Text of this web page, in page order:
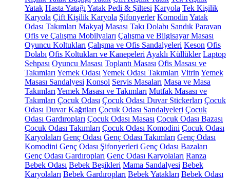
Yatak Hasta Yatağı Yatak Pedi & Şiltesi Karyola Tek Kişilik
Karyola Çift Kişilik Karyola Şifonyerler Komodin Yatak
Odası Takımları Makyaj Masası Takı Dolabı Sandık Paravan
Ofis ve Çalışma Mobilyaları Çalışma ve Bilgisayar Masası
Oyuncu Koltukları Çalışma ve Ofis Sandalyeleri Keson Ofis
Dolabı Ofis Koltukları ve Kanepeleri Ayaklı Küllükler Laptop
Sehpası Oyuncu Masası Toplantı Masası Ofis Masası ve
Takımları Yemek Odası Yemek Odası Takımları Vitrin Yemek
Masası Sandalyesi Konsol Servis Masaları Masa ve Masa
Takımları Yemek Masası ve Takımları Mutfak Masası ve
Takımları Çocuk Odası Çocuk Odası Duvar Stickerları Çocuk
Odası Duvar Kağıtları Çocuk Odası Sandalyeleri Çocuk
Odası Gardıropları Çocuk Odası Masası Çocuk Odası Bazası
Çocuk Odası Takımları Çocuk Odası Komodini Çocuk Odası
Karyolaları Genç Odası Genç Odası Takımları Genç Odası
Komodini Genç Odası Şifonyerleri Genç Odası Bazaları
Genç Odası Gardıropları Genç Odası Karyolaları Ranza
Bebek Odası Bebek Beşikleri Mama Sandalyesi Bebek
Karyolaları Bebek Gardıropları Bebek Yatakları Bebek Odası